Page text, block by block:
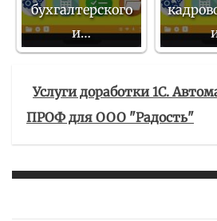
бухгалтерского
и…
Услуги доработки 1С.
ПРОФ для ООО "Радость"